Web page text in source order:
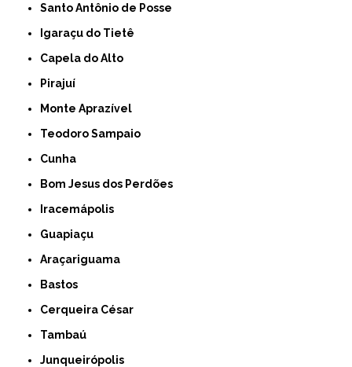
Santo Antônio de Posse
Igaraçu do Tietê
Capela do Alto
Pirajuí
Monte Aprazível
Teodoro Sampaio
Cunha
Bom Jesus dos Perdões
Iracemápolis
Guapiaçu
Araçariguama
Bastos
Cerqueira César
Tambaú
Junqueirópolis